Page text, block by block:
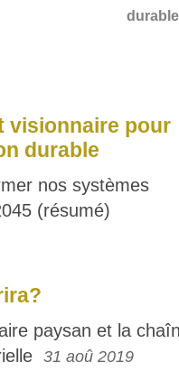
durable
visionnaire pour
durable
nos systèmes
(résumé)
paysan et la
31 aoû 2019